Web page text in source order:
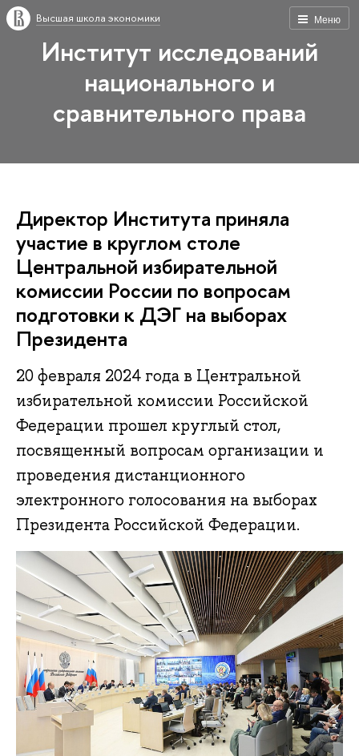
Меню
Высшая школа экономики
Институт исследований
национального и
сравнительного права
Директор Института приняла
участие в круглом столе
Центральной избирательной
комиссии России по вопросам
подготовки к ДЭГ на выборах
Президента
20 февраля 2024 года в Центральной
избирательной комиссии Российской
Федерации прошел круглый стол,
посвященный вопросам организации и
проведения дистанционного
электронного голосования на выборах
Президента Российской Федерации.